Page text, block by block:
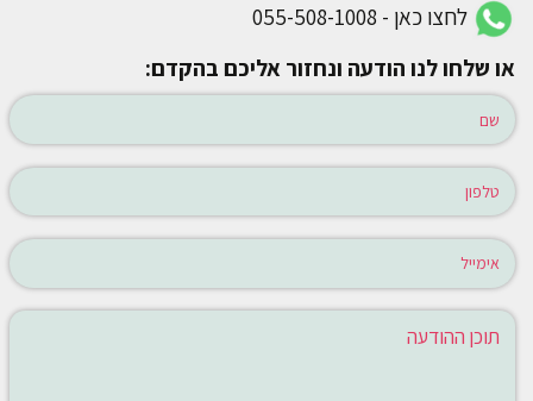
לחצו כאן - 055-508-1008
או שלחו לנו הודעה ונחזור אליכם בהקדם: